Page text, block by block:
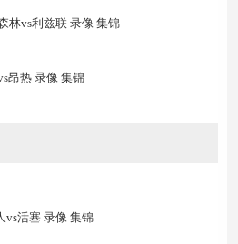
林vs利兹联 录像 集锦
昂热 录像 集锦
vs活塞 录像 集锦